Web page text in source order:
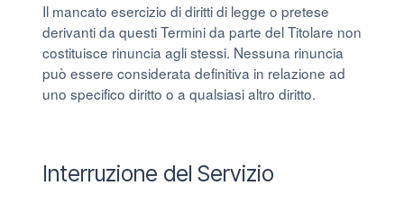
Il mancato esercizio di diritti di legge o pretese
derivanti da questi Termini da parte del Titolare non
costituisce rinuncia agli stessi. Nessuna rinuncia
può essere considerata definitiva in relazione ad
uno specifico diritto o a qualsiasi altro diritto.
Interruzione del Servizio